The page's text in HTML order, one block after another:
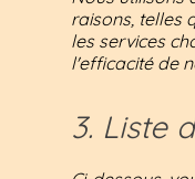
raisons, telles
les services
l'efficacité de
3. Liste